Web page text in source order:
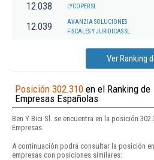
12.038 LYCOPER SL
12.039
AVANZIA SOLUCIONES
FISCALES Y JURIDICAS SL.
Ver Ranking
Posición 302.310 en el Ranking de
Empresas Españolas
Ben Y Bici Sl. se encuentra en la posición
Empresas.
A continuación podrá consultar la posición
empresas con posiciones similares: